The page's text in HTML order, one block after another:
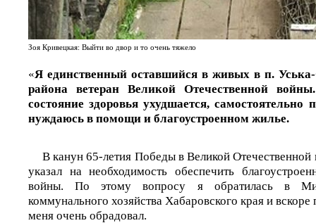
Зоя Кривецкая: Выйти во двор и то очень тяжело
«Я единственный оставшийся в живых в п.
района ветеран Великой Отечественной
состояние здоровья ухудшается, самостоятельно
нуждаюсь в помощи и благоустроенном жилье.
В канун 65-летия Победы в Великой Отечественной
указал на необходимость обеспечить
войны. По этому вопросу я обратилась в
коммунального хозяйства Хабаровского края и вскоре
меня очень обрадовал.